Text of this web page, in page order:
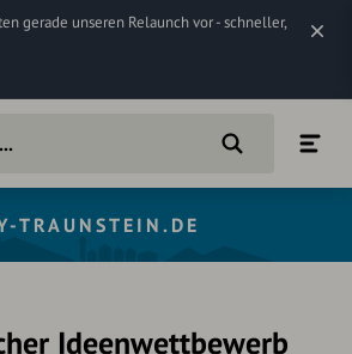
gerade unseren Relaunch vor - schneller,
TRAUNSTEIN.DE
Ideenwettbewerb